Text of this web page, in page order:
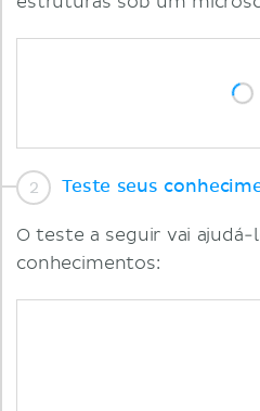
Teste seus
O teste a seguir vai ajudá-
conhecimentos: